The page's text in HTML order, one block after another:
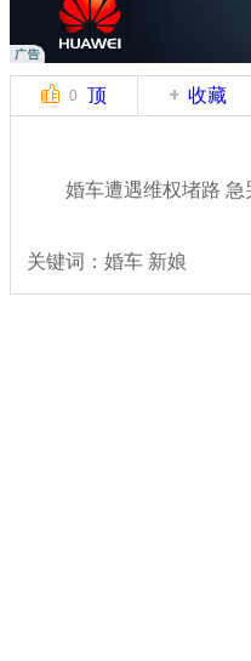
0 顶 收藏
婚车遭遇维权堵路 急
关键词：婚车 新娘